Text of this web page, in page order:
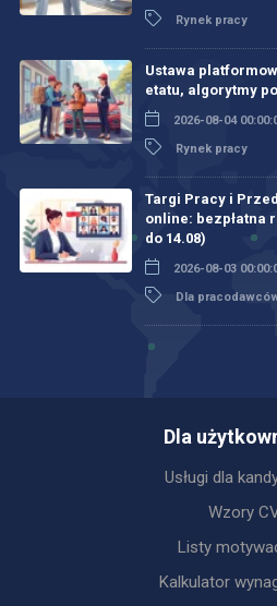
Rynek pracy
Ustawa
etatu, algorytmy
2026-08-04
Rynek pracy
Targi Pracy i
online: bezpłatna
do 14.08)
2026-08-03
Dla
Dla
Usługi dla
Wzory
Listy
Kalkulator